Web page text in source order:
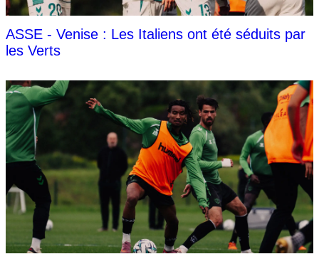
ASSE - Venise : Les Italiens ont été séduits par
les Verts